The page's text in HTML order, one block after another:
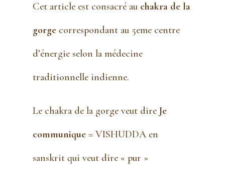
Cet article est consacré au chakra de la
gorgecorrespondant au 5eme centre
d’énergie selon la médecine
traditionnelle indienne.
Le chakra de la gorge veut dire Je
communique = VISHUDDA en
sanskrit qui veut dire « pur »